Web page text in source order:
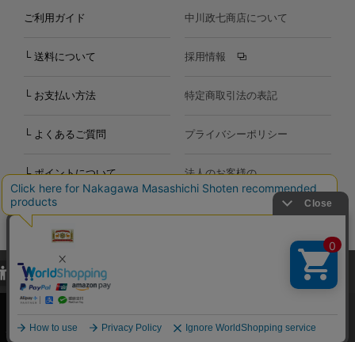
ご利用ガイド
└ 送料について
└ お支払い方法
└ よくあるご質問
└ ポイントについて
お問い合わせ
中川政七商店について
採用情報
特定商取引法の表記
プライバシーポリシー
法人のお客様の
お問い合わせ
Copyright©2000-2026
Nakagawa Masashichi Shoten All Rights Reserved.
当サイトでは、当サイト内における閲覧履歴・属性情報などの取得およ
び利便性向上のためにクッキー（Cookie）を使用いたします。詳細に
関しては「プライバシーポリシー
承諾する